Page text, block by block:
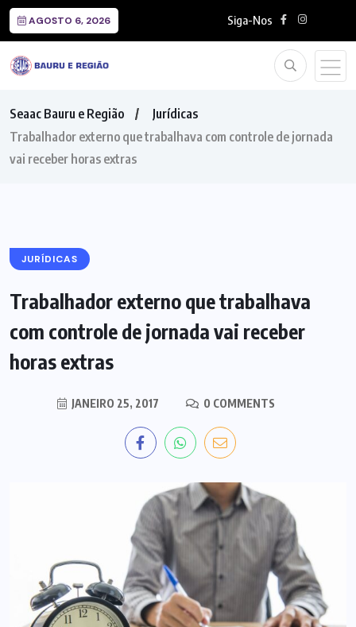
AGOSTO 6, 2026 Siga-Nos
Seaac Bauru e Região
Jurídicas
Trabalhador externo que trabalhava com controle de jornada
vai receber horas extras
JURÍDICAS
Trabalhador externo que trabalhava
com controle de jornada vai receber
horas extras
JANEIRO 25, 2017 0 COMMENTS